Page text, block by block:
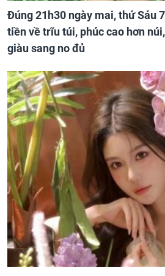
Đúng 21h30 ngày mai, thứ Sáu
tiền về trĩu túi, phúc cao hơn
giàu sang no đủ